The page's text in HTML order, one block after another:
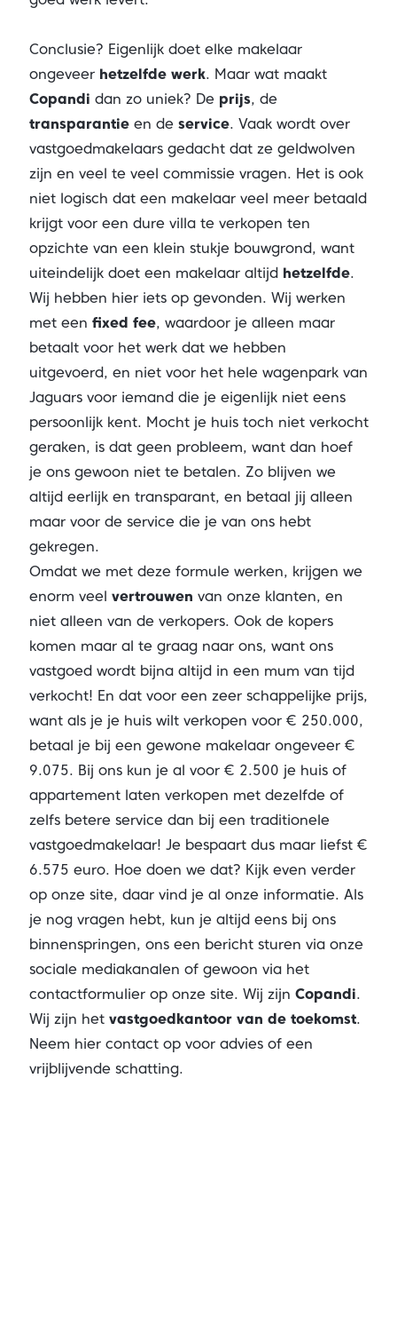
Conclusie? Eigenlijk doet elke makelaar
ongeveer hetzelfde werk. Maar wat maakt
Copandi dan zo uniek? De prijs, de
transparantieen de service. Vaak wordt over
vastgoedmakelaars gedacht dat ze geldwolven
zijn en veel te veel commissie vragen. Het is ook
niet logisch dat een makelaar veel meer betaald
krijgt voor een dure villa te verkopen ten
opzichte van een klein stukje bouwgrond, want
uiteindelijk doet een makelaar altijd hetzelfde.
Wij hebben hier iets op gevonden. Wij werken
met een fixed fee, waardoor je alleen maar
betaalt voor het werk dat we hebben
uitgevoerd, en niet voor het hele wagenpark van
Jaguars voor iemand die je eigenlijk niet eens
persoonlijk kent. Mocht je huis toch niet verkocht
geraken, is dat geen probleem, want dan hoef
je ons gewoon niet te betalen. Zo blijven we
altijd eerlijk en transparant, en betaal jij alleen
maar voor de service die je van ons hebt
gekregen.
Omdat we met deze formule werken, krijgen we
enorm veel vertrouwen van onze klanten, en
niet alleen van de verkopers. Ook de kopers
komen maar al te graag naar ons, want ons
vastgoed wordt bijna altijd in een mum van tijd
verkocht! En dat voor een zeer schappelijke prijs,
want als je je huis wilt verkopen voor € 250.000,
betaal je bij een gewone makelaar ongeveer €
9.075. Bij ons kun je al voor € 2.500 je huis of
appartement laten verkopen met dezelfde of
zelfs betere service dan bij een traditionele
vastgoedmakelaar! Je bespaart dus maar liefst €
6.575 euro. Hoe doen we dat? Kijk even verder
op onze site, daar vind je al onze informatie. Als
je nog vragen hebt, kun je altijd eens bij ons
binnenspringen, ons een bericht sturen via onze
sociale mediakanalen of gewoon via het
contactformulier op onze site. Wij zijn Copandi.
Wij zijn het vastgoedkantoor van de toekomst.
Neem hier contact op voor advies of een
vrijblijvende schatting.